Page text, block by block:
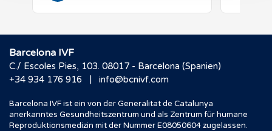
Barcelona IVF
C./ Escoles Pies, 103. 08017 - Barcelona (Spanien)
+34 934 176 916
| info@bcnivf.com
Barcelona IVF ist ein von der Generalitat de Catalunya
anerkanntes Gesundheitszentrum und als Zentrum für humane
Reproduktionsmedizin mit der Nummer E08050604 zugelassen.